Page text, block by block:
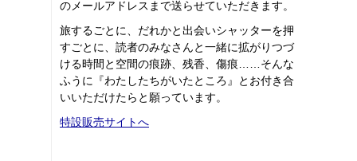
のメールアドレスまで送らせていただきます。
旅するごとに、だれかと出会いシャッターを押
すごとに、読者のみなさんと一緒に拡がりつづ
ける時間と空間の痕跡、残香、傷痕……そんな
ふうに『わたしたちがいたところ』とお付き合
いいただけたらと願っています。
特設販売サイトへ